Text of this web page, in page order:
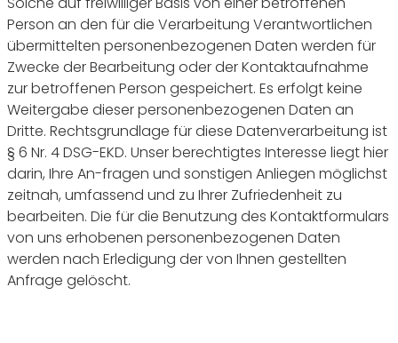
Person an den für die Verarbeitung Verantwortlichen
übermittelten personenbezogenen Daten werden für
Zwecke der Bearbeitung oder der Kontaktaufnahme
zur betroffenen Person gespeichert. Es erfolgt keine
Weitergabe dieser personenbezogenen Daten an
Dritte. Rechtsgrundlage für diese Datenverarbeitung ist
§ 6 Nr. 4 DSG-EKD. Unser berechtigtes Interesse liegt hier
darin, Ihre An-fragen und sonstigen Anliegen möglichst
zeitnah, umfassend und zu Ihrer Zufriedenheit zu
bearbeiten. Die für die Benutzung des Kontaktformulars
von uns erhobenen personenbezogenen Daten
werden nach Erledigung der von Ihnen gestellten
Anfrage gelöscht.